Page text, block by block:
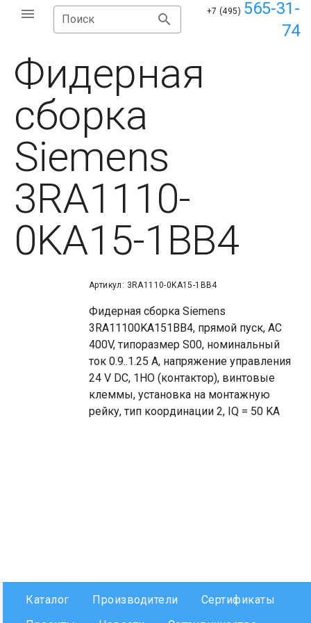
Поиск
+7 (495) 565-31-
74
Фидерная
сборка
Siemens
3RA1110-
0KA15-1BB4
Артикул: 3RA1110-0KA15-1BB4
Фидерная сборка Siemens
3RA11100KA151BB4, прямой пуск, AC
400V, типоразмер S00, номинальный
ток 0.9..1.25 A, напряжение управления
24 V DC, 1НO (контактор), винтовые
клеммы, установка на монтажную
рейку, тип координации 2, IQ = 50 KA
Каталог Производители
Сертификаты